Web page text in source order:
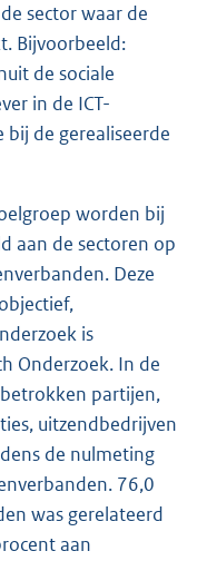
sector waar de
Bijvoorbeeld:
de sociale
in de ICT-
de gerealiseerde
worden bij
aan de sectoren op
Deze
is
Onderzoek. In de
partijen,
uitzendbedrijven
de nulmeting
76,0
was gerelateerd
aan